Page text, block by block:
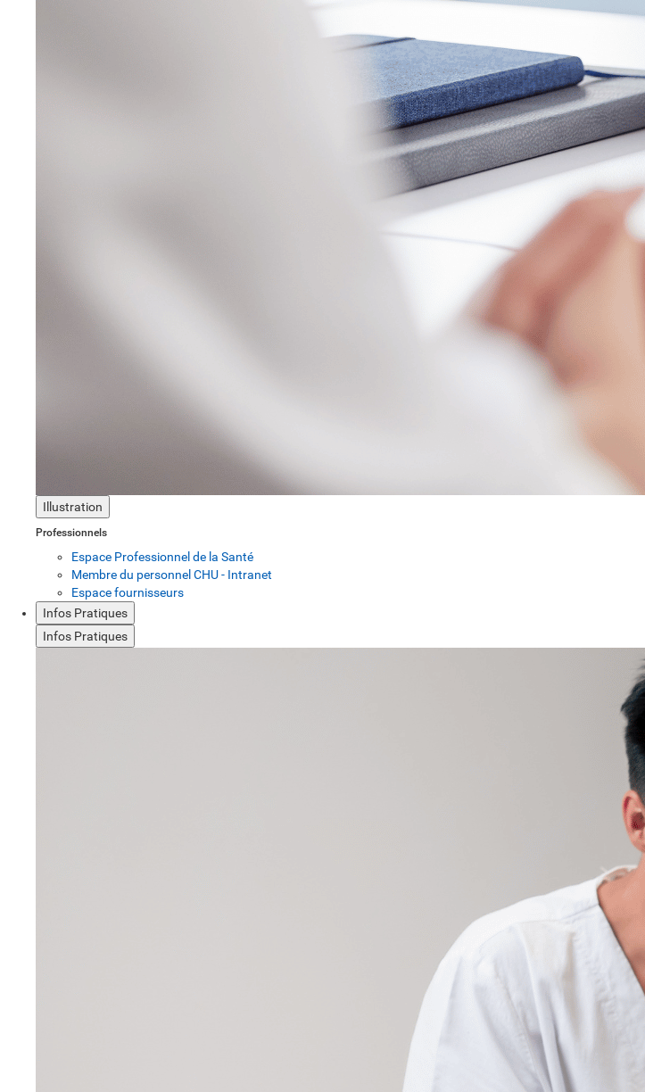
Illustration
Professionnels
Espace Professionnel de la Santé
Membre du personnel CHU - Intranet
Espace fournisseurs
Infos Pratiques
Infos Pratiques